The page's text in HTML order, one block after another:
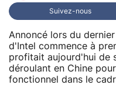
Suivez-nous
Annoncé lors du
d'Intel commence à
profitait aujourd'hui de
déroulant en Chine
fonctionnel dans le